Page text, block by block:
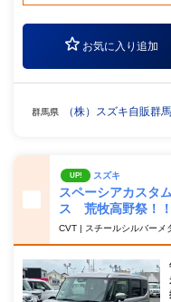
お気に入り追加
群馬県 （株）スズキ自販
UP! スズキ
スペーシアカス
ス 荒牧高野祭！！
CVT | スチールシルバーメ